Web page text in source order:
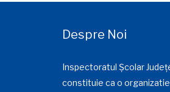
Despre Noi
Inspectoratul Școlar
constituie ca o